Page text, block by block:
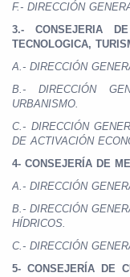
F.- DIRECCIÓN
3.- CONSEJERIA DE
TECNOLOGICA,
A.- DIRECCIÓN
B.- DIRECCIÓN
URBANISMO.
C.- DIRECCIÓN
DE ACTIVACIÓN
4- CONSEJERÍA DE
A.- DIRECCIÓN
B.- DIRECCIÓN
HÍDRICOS.
C.- DIRECCIÓN
5- CONSEJERÍA DE